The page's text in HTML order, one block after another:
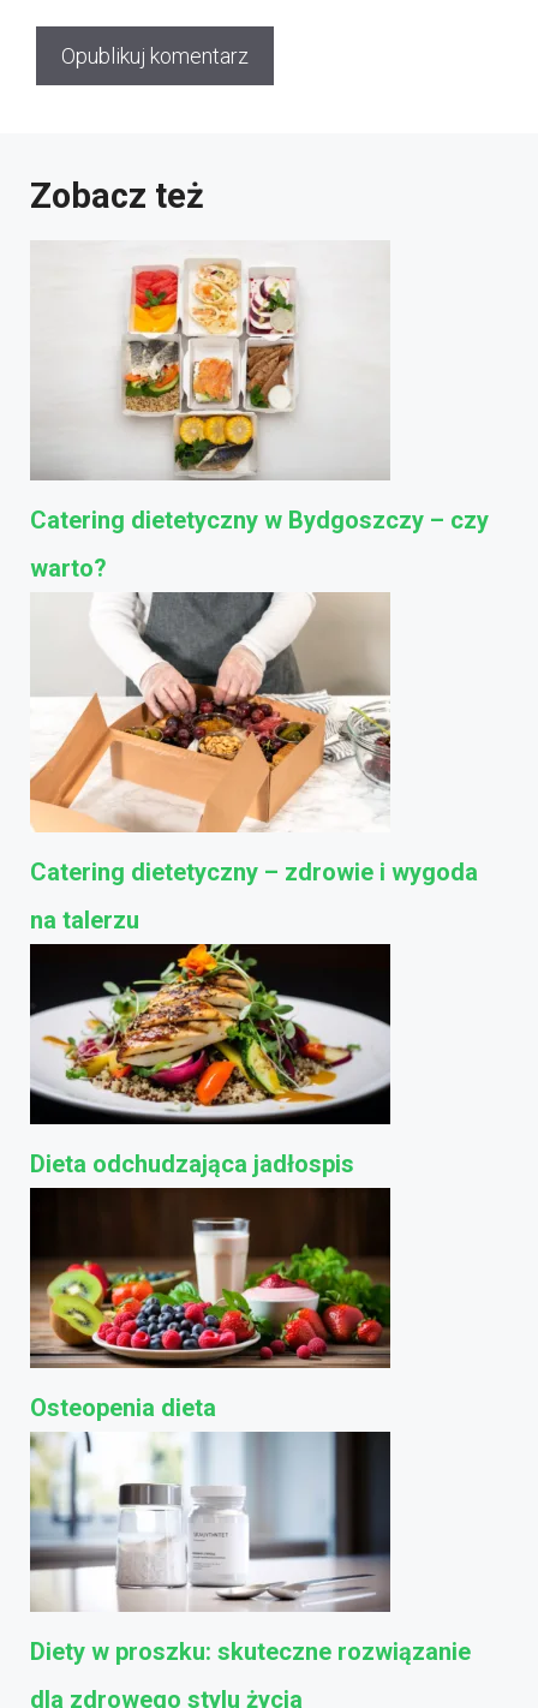
Zobacz też
Catering dietetyczny w Bydgoszczy – czy
warto?
Catering dietetyczny – zdrowie i wygoda
na talerzu
Dieta odchudzająca jadłospis
Osteopenia dieta
Diety w proszku: skuteczne rozwiązanie
dla zdrowego stylu życia